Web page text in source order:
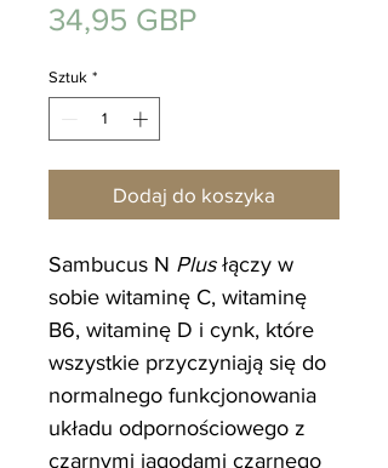
34,95 GBPCena
Sztuk *
Dodaj do koszyka
Sambucus N Plusłączy w
sobie witaminę C, witaminę
B6, witaminę D i cynk, które
wszystkie przyczyniają się do
normalnego funkcjonowania
układu odpornościowego z
czarnymi jagodami czarnego